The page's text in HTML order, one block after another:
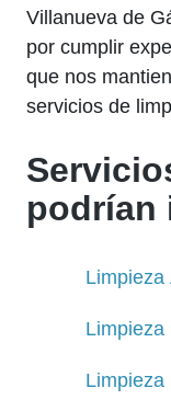
Villanueva de
por cumplir
que nos
servicios de
podrían
Limpieza
Limpieza
Limpieza